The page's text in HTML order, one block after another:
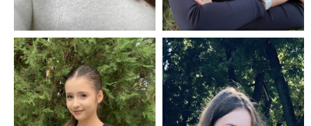
туристичних справ
наукової роботи.